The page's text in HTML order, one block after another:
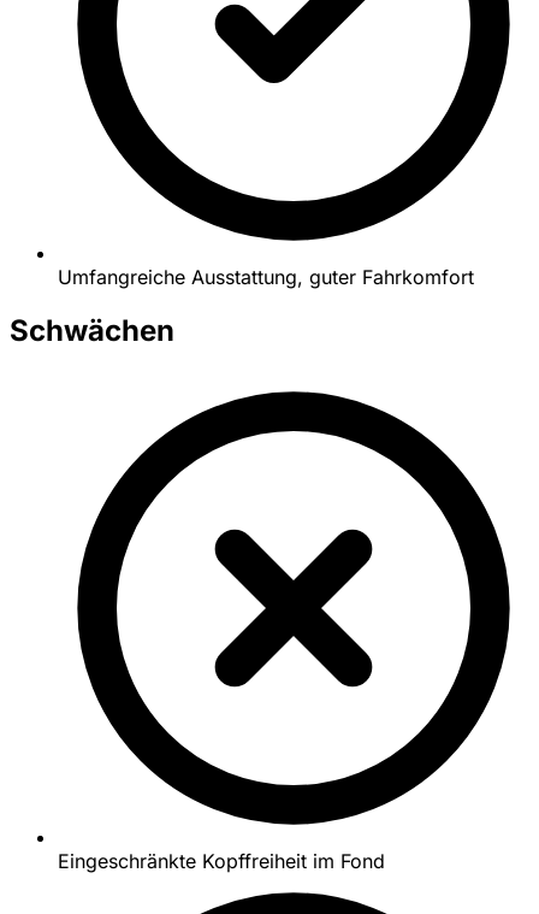
Umfangreiche Ausstattung, guter Fahrkomfort
Schwächen
Eingeschränkte Kopffreiheit im Fond